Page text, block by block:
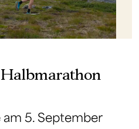
5. September